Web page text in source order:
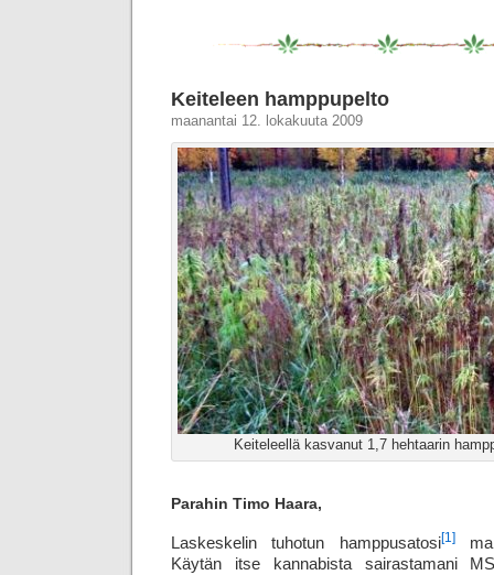
Keiteleen hamppupelto
maanantai 12. lokakuuta 2009
Keiteleellä kasvanut 1,7 hehtaarin
Parahin Timo Haara,
Laskeskelin tuhotun hamppusatosi[1]
Käytän itse kannabista sairastamani